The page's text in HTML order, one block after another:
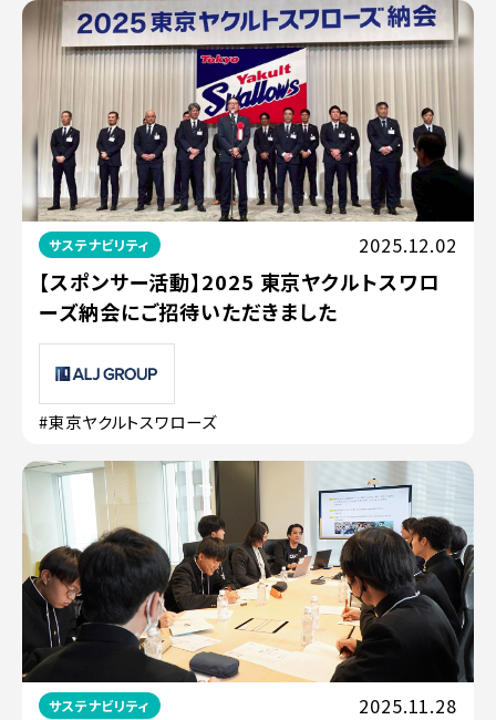
サステナビリティ 2025.12.02
【スポンサー活動】2025 東京ヤクルトスワロ
ーズ納会にご招待いただきました
#東京ヤクルトスワローズ
サステナビリティ 2025.11.28